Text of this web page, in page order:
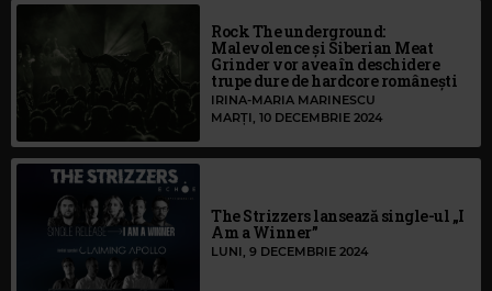
Rock The underground:
Malevolence și Siberian Meat
Grinder vor avea în deschidere
trupe dure de hardcore românești
IRINA-MARIA MARINESCU
MARȚI, 10 DECEMBRIE 2024
The Strizzers lansează single-ul „I
Am a Winner”
LUNI, 9 DECEMBRIE 2024